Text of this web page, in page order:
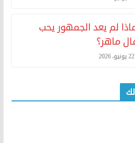
لم يعد الجمهور يحب
ماهر؟
22 يونيو، 2026